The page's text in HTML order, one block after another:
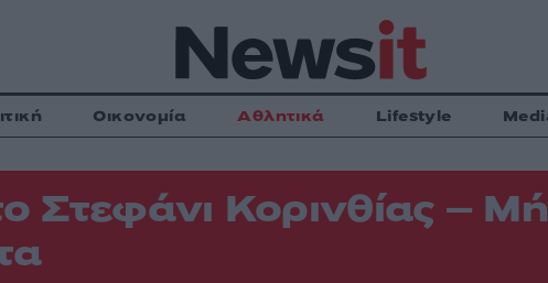
Οικονομία Αθλητικά Lifestyle
Στεφάνι Κορινθίας –